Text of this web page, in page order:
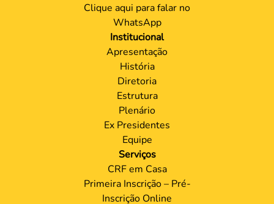
Clique aqui para falar no
WhatsApp
Institucional
Apresentação
História
Diretoria
Estrutura
Plenário
Ex Presidentes
Equipe
Serviços
CRF em Casa
Primeira Inscrição – Pré-
Inscrição Online